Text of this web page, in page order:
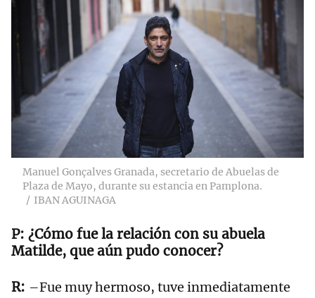
Manuel Gonçalves Granada, secretario de Abuelas de
Plaza de Mayo, durante su estancia en Pamplona.
IBAN AGUINAGA
¿Cómo fue la relación con su abuela
Matilde, que aún pudo conocer?
–Fue muy hermoso, tuve inmediatamente